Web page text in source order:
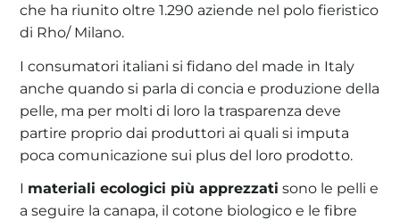
che ha riunito oltre 1.290 aziende nel polo fieristico
di Rho/ Milano.
I consumatori italiani si fidano del made in Italy
anche quando si parla di concia e produzione della
pelle, ma per molti di loro la trasparenza deve
partire proprio dai produttori ai quali si imputa
poca comunicazione sui plus del loro prodotto.
I materiali ecologici più apprezzati sono le pelli e
a seguire la canapa, il cotone biologico e le fibre